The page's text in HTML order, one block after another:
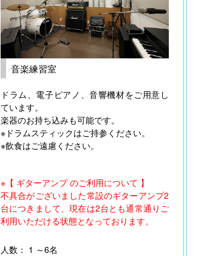
音楽練習室
ドラム、電子ピアノ、音響機材をご用意し
ています。
楽器のお持ち込みも可能です。
※ドラムスティックはご持参ください。
※飲食はご遠慮ください。
※【 ギターアンプ のご利用について 】
不具合がございました常設のギターアンプ2
台につきまして、現在は2台とも通常通りご
利用いただける状態となっております。
人数： 1 ～6名